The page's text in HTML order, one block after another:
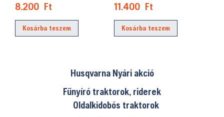
8.200 Ft
Kosárba teszem
11.400 Ft
Kosárba teszem
Husqvarna Nyári akció
Fűnyíró traktorok, riderek
Oldalkidobós traktorok